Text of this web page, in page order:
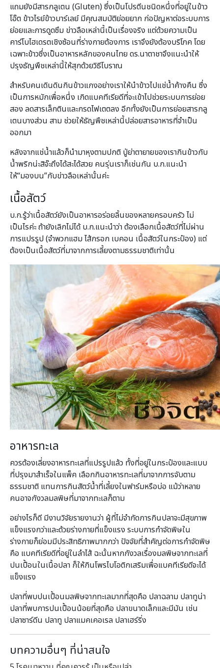
แถมยังมีสารกลูเตน (Gluten) ซึ่งเป็นโปรตีนชนิดหนึ่งที่อยู่ในข้าว
โอ๊ต ข้าวไรย์ข้าวบาร์เลย์ มีคุณสมบัติย่อยยาก ก่อปัญหาต่อระบบการ
ย่อยและการดูดซึม ข่าวลือเหล่านี้เป็นเรื่องจริง แต่ด้วยความเป็น
คาร์โบไฮเดรตเชิงซ้อนที่ร่างกายต้องการ เราจึงยังต้องบริโภค โดย
เฉพาะข้าวซึ่งเป็นอาหารหลักของคนไทย ดร.นาตาชาจึงแนะนำให้
ปรุงธัญพืชเหล่านี้ให้สุกด้วยวิธีโบราณ
สำหรับคนเดินดินกินข้าวแกงอย่างเราให้นำข้าวไปแช่น้ำค้างคืน ซึ่ง
เป็นการหมักเพื่อหนึ่ง เกิดแบคทีเรียดีที่จะเข้าไปช่วยระบบการย่อย
สอง ลดสารเล็กตินและกรดไฟเตตลง อีกทั้งยังเป็นการย่อยสารกลู
เตนบางส่วน สาม ช่วยให้ธัญพืชเหล่านี้ปล่อยสารอาหารที่จำเป็น
ออกมา
หลังจากแช่น้ำแล้วก็นำมาหุงตามปกติ ปู่ย่าตายายของเรากินข้าวกับ
น้ำพริกน่ะสิจ๊ะถึงได้สะได้สวย คนรุ่นเราก็เช่นกัน บ.ก.แนะนำ
ให้“มองบน”กับข่าวลือเหล่านั้นค่ะ
เนื้อสัตว์
บ.ก.รู้ว่าเนื้อสัตว์ยังเป็นอาหารอร่อยลิ้นของหลายครอบครัว ไม่
เป็นไรค่ะ ถ้ายังเลิกไม่ได้ บ.ก.แนะนำว่า ต้องเลือกเนื้อสัตว์ที่ไม่ผ่าน
การแปรรูป (จำพวกแฮม ไส้กรอก เบคอน เนื้อสัตว์ในกระป๋อง) แต่
ต้องเป็นเนื้อสัตว์ที่มาจากการเลี้ยงตามธรรมชาติเท่านั้น
อาหารทะเล
ควรต้องเลี่ยงอาหารทะเลที่แปรรูปแล้ว ทั้งที่อยู่ในกระป๋องและแบบ
ที่ปรุงมาสำเร็จในแพ็ค เลือกกินอาหารทะเลที่มาจากการจับตาม
ธรรมชาติ แทนการกินสัตว์น้ำที่เลี้ยงในฟาร์มหรือบ่อ แม้ว่าหลาย
คนอาจกังวลมลพิษที่มาจากทะเลก็ตาม
อย่างไรก็ดี มีงานวิจัยรายงานว่า ผู้ที่ไม่จำกัดการกินปลาจะมีสุขภาพ
แข็งแรงกว่าและด้วยร่างกายที่แข็งแรง ระบบการกำจัดพิษใน
ร่างกายก็ย่อมมีประสิทธิภาพมากกว่า ปัจจัยที่สำคัญต่อการกำจัดพิษ
คือ แบคทีเรียดีที่อยู่ในลำไส้ ฉะนั้นหากกังวลเรื่องมลพิษจากทะเลที่
ปนเปื้อนในเนื้อปลา ก็ให้กินโพรไบโอติกเสริมเพื่อแบคทีเรียดีจะได้
แข็งแรง
ปลาที่พบปนเปื้อนมลพิษจากทะเลมากที่สุดคือ ปลาฉลาม ปลาทูน่า
ปลาที่พบการปนเปื้อนน้อยที่สุดคือ ปลาขนาดเล็กและมีมัน เช่น
ปลาซาร์ดีน ปลาทู ปลาแมคเคอเรล ปลาเฮร์ริ่ง
บทความอื่นๆ ที่น่าสนใจ